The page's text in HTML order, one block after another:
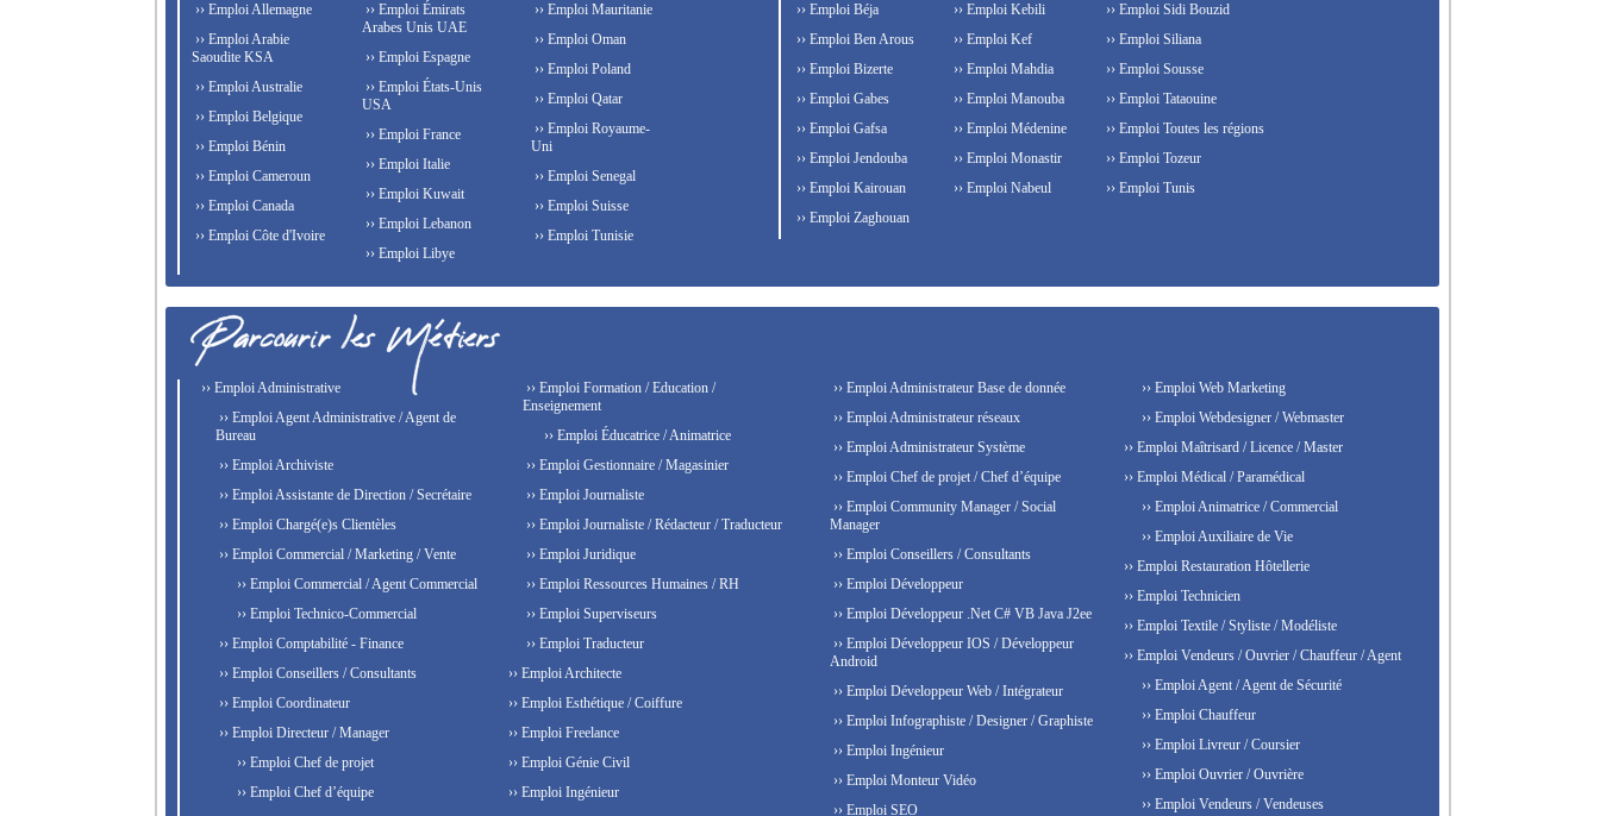
›› Emploi Allemagne
›› Emploi Arabie
Saoudite KSA
›› Emploi Australie
›› Emploi Belgique
›› Emploi Bénin
›› Emploi Cameroun
›› Emploi Canada
›› Emploi Côte d'Ivoire
›› Emploi Émirats
Arabes Unis UAE
›› Emploi Espagne
›› Emploi États-Unis
USA
›› Emploi France
›› Emploi Italie
›› Emploi Kuwait
›› Emploi Lebanon
›› Emploi Libye
›› Emploi Mauritanie
›› Emploi Oman
›› Emploi Poland
›› Emploi Qatar
›› Emploi Royaume-
Uni
›› Emploi Senegal
›› Emploi Suisse
›› Emploi Tunisie
›› Emploi Béja
›› Emploi Ben Arous
›› Emploi Bizerte
›› Emploi Gabes
›› Emploi Gafsa
›› Emploi Jendouba
›› Emploi Kairouan
›› Emploi Kebili
›› Emploi Kef
›› Emploi Mahdia
›› Emploi Manouba
›› Emploi Médenine
›› Emploi Monastir
›› Emploi Nabeul
›› Emploi Sidi Bouzid
›› Emploi Siliana
›› Emploi Sousse
›› Emploi Tataouine
›› Emploi Toutes les régions
›› Emploi Tozeur
›› Emploi Tunis
›› Emploi Zaghouan
›› Emploi Administrative
›› Emploi Agent Administrative / Agent de
Bureau
›› Emploi Archiviste
›› Emploi Assistante de Direction / Secrétaire
›› Emploi Chargé(e)s Clientèles
›› Emploi Commercial / Marketing / Vente
›› Emploi Commercial / Agent Commercial
›› Emploi Technico-Commercial
›› Emploi Comptabilité - Finance
›› Emploi Conseillers / Consultants
›› Emploi Coordinateur
›› Emploi Directeur / Manager
›› Emploi Chef de projet
›› Emploi Chef d’équipe
›› Emploi Formation / Education /
Enseignement
›› Emploi Éducatrice / Animatrice
›› Emploi Gestionnaire / Magasinier
›› Emploi Journaliste
›› Emploi Journaliste / Rédacteur / Traducteur
›› Emploi Juridique
›› Emploi Ressources Humaines / RH
›› Emploi Superviseurs
›› Emploi Traducteur
›› Emploi Architecte
›› Emploi Esthétique / Coiffure
›› Emploi Freelance
›› Emploi Génie Civil
›› Emploi Ingénieur
›› Emploi Administrateur Base de donnée
›› Emploi Administrateur réseaux
›› Emploi Administrateur Système
›› Emploi Chef de projet / Chef d’équipe
›› Emploi Community Manager / Social
Manager
›› Emploi Conseillers / Consultants
›› Emploi Développeur
›› Emploi Développeur .Net C# VB Java J2ee
›› Emploi Développeur IOS / Développeur
Android
›› Emploi Développeur Web / Intégrateur
›› Emploi Infographiste / Designer / Graphiste
›› Emploi Ingénieur
›› Emploi Monteur Vidéo
›› Emploi SEO
›› Emploi Web Marketing
›› Emploi Webdesigner / Webmaster
›› Emploi Maîtrisard / Licence / Master
›› Emploi Médical / Paramédical
›› Emploi Animatrice / Commercial
›› Emploi Auxiliaire de Vie
›› Emploi Restauration Hôtellerie
›› Emploi Technicien
›› Emploi Textile / Styliste / Modéliste
›› Emploi Vendeurs / Ouvrier / Chauffeur / Agent
›› Emploi Agent / Agent de Sécurité
›› Emploi Chauffeur
›› Emploi Livreur / Coursier
›› Emploi Ouvrier / Ouvrière
›› Emploi Vendeurs / Vendeuses